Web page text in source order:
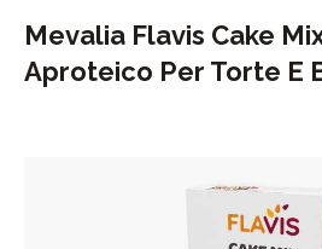
Mevalia Flavis Cake
Aproteico Per Torte E